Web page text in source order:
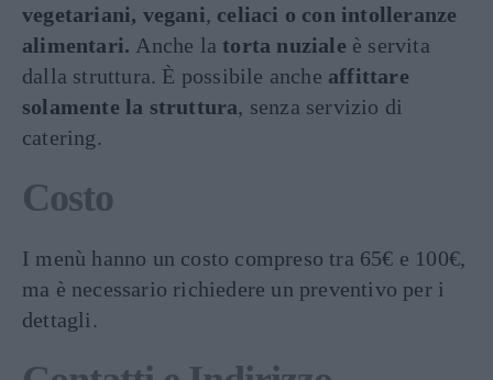
vegetariani, vegani, celiaci o con intolleranze
alimentari. Anche latorta nuziale è servita
dalla struttura. È possibile anche affittare
solamente la struttura, senza servizio di
catering.
Costo
I menù hanno un costo compreso tra 65€ e 100€,
ma è necessario richiedere un preventivo per i
dettagli.